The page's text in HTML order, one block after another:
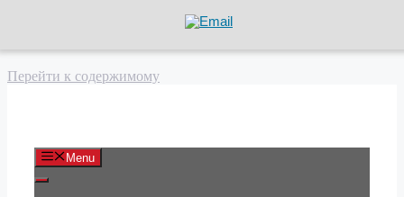
Перейти к содержимому
Menu